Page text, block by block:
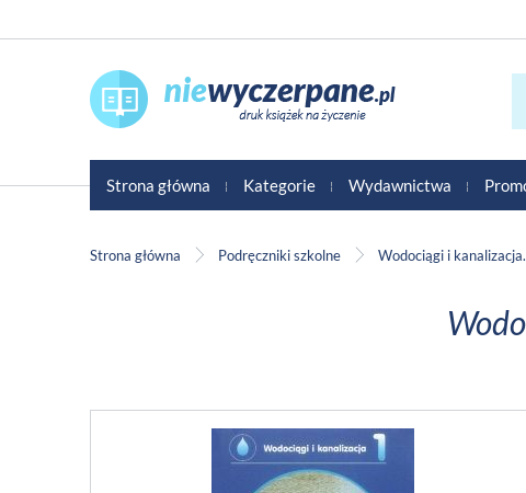
Strona główna Kategorie Wydawnictwa
Strona główna Podręczniki szkolne Wodociągi i